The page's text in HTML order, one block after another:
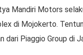
Mandiri Motors
di Mojokerto.
dari Piaggio Group di